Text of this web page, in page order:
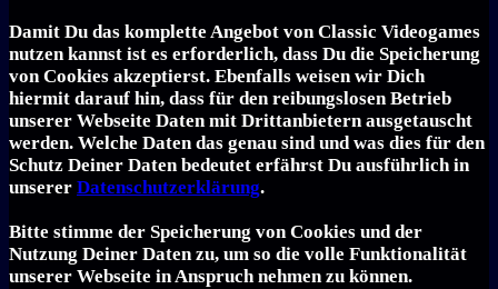
Damit Du das komplette Angebot von Classic Videogames
nutzen kannst ist es erforderlich, dass Du die Speicherung
von Cookies akzeptierst. Ebenfalls weisen wir Dich
hiermit darauf hin, dass für den reibungslosen Betrieb
unserer Webseite Daten mit Drittanbietern ausgetauscht
werden. Welche Daten das genau sind und was dies für den
Schutz Deiner Daten bedeutet erfährst Du ausführlich in
unserer Datenschutzerklärung.
Bitte stimme der Speicherung von Cookies und der
Nutzung Deiner Daten zu, um so die volle Funktionalität
unserer Webseite in Anspruch nehmen zu können.